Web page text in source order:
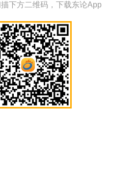
下方二维码，下载东论App